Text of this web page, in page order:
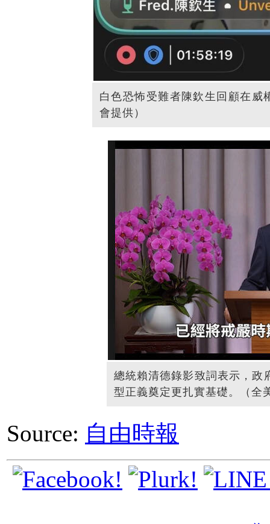
白色恐怖受難者陳欽生回顧在威
會提供）
總統賴清德錄影致詞表示，政
型正義奠定更扎實基礎。（全
Source: 自由時報